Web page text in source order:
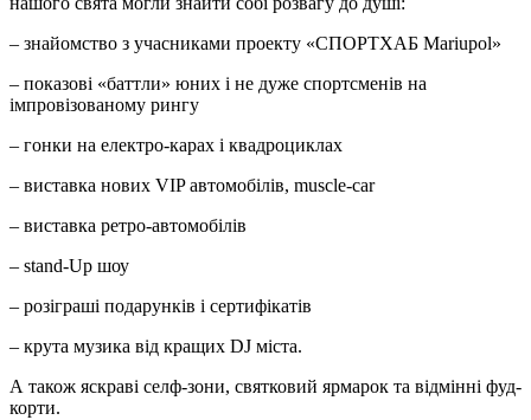
– знайомство з учасниками проекту «СПОРТХАБ Mariupol»
– показові «баттли» юних і не дуже спортсменів на
імпровізованому рингу
– гонки на електро-карах і квадроциклах
– виставка нових VIP автомобілів, muscle-car
– виставка ретро-автомобілів
– stand-Up шоу
– розіграші подарунків і сертифікатів
– крута музика від кращих DJ міста.
А також яскраві селф-зони, святковий ярмарок та відмінні фуд-
корти.